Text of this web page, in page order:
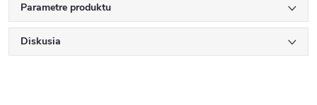
Parametre produktu
Diskusia